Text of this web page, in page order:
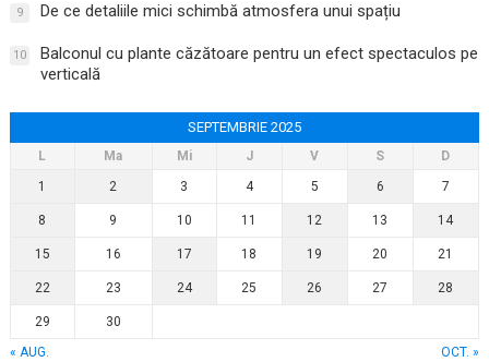
9 De ce detaliile mici schimbă atmosfera unui spațiu
10
Balconul cu plante căzătoare pentru un efect spectaculos pe
verticală
SEPTEMBRIE 2025
L Ma Mi J V S
D
1
2 3 4 5 6 7
8 9 10 11 12 13 14
15 16 17 18 19 20 21
22 23 24 25 26 27 28
29
30
« AUG.
OCT. »